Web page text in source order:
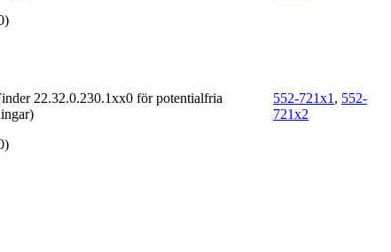
22.32.0.230.1xx0 för potentialfria
552-721x1 , 552-
721x2